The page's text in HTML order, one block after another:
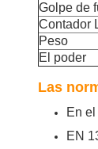
Golpe de
Contador
Peso
El poder
Las
En
EN